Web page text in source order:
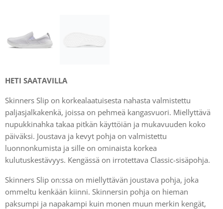
HETI SAATAVILLA
Skinners Slip on korkealaatuisesta nahasta valmistettu
paljasjalkakenkä, joissa on pehmeä kangasvuori. Miellyttävä
nupukkinahka takaa pitkän käyttöiän ja mukavuuden koko
päiväksi. Joustava ja kevyt pohja on valmistettu
luonnonkumista ja sille on ominaista korkea
kulutuskestävyys. Kengässä on irrotettava Classic-sisäpohja.
Skinners Slip on:ssa on miellyttävän joustava pohja, joka
ommeltu kenkään kiinni. Skinnersin pohja on hieman
paksumpi ja napakampi kuin monen muun merkin kengät,